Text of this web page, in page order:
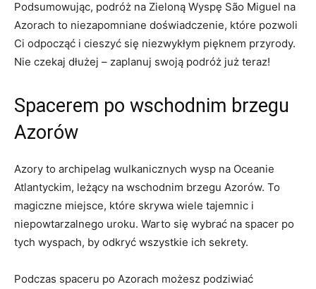
Podsumowując, podróż na Zieloną Wyspę São Miguel na
Azorach to niezapomniane doświadczenie, które pozwoli
Ci odpocząć i cieszyć się niezwykłym pięknem przyrody.
Nie czekaj dłużej – zaplanuj swoją podróż już teraz!
Spacerem po wschodnim brzegu
Azorów
Azory to archipelag wulkanicznych wysp na Oceanie
Atlantyckim, leżący na wschodnim brzegu Azorów. To
magiczne miejsce, które skrywa wiele tajemnic i
niepowtarzalnego uroku. Warto się wybrać na spacer po
tych wyspach, by odkryć wszystkie ich sekrety.
Podczas spaceru po Azorach możesz podziwiać